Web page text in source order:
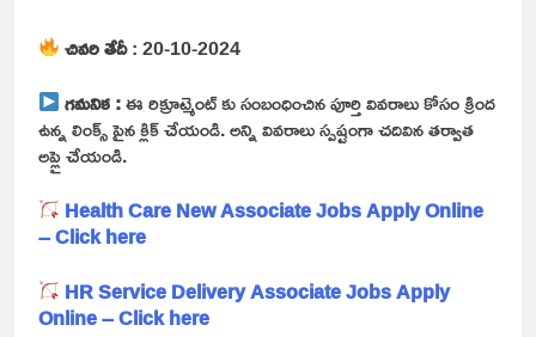
చివరి తేదీ: 20-10-2024
గమనిక :ఈ రిక్రూట్మెంట్ కు సంబంధించిన పూర్తి వివరాలు కోసం క్రింద
ఉన్న లింక్స్ పైన క్లిక్ చేయండి. అన్ని వివరాలు స్పష్టంగా చదివిన తర్వాత
అప్లై చేయండి.
Health Care New Associate Jobs Apply Online
– Click here
HR Service Delivery Associate Jobs Apply
Online – Click here